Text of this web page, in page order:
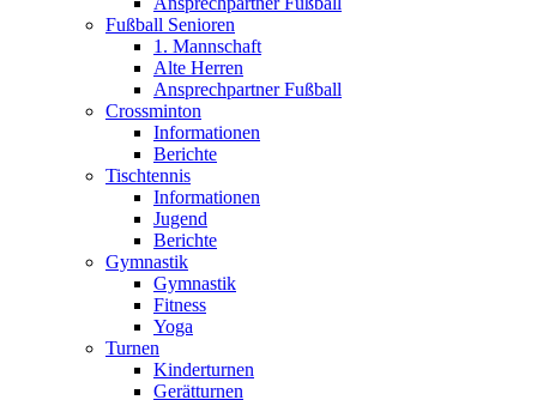
Fußball Senioren
1. Mannschaft
Alte Herren
Ansprechpartner Fußball
Crossminton
Informationen
Berichte
Tischtennis
Informationen
Jugend
Berichte
Gymnastik
Gymnastik
Fitness
Yoga
Turnen
Kinderturnen
Gerätturnen